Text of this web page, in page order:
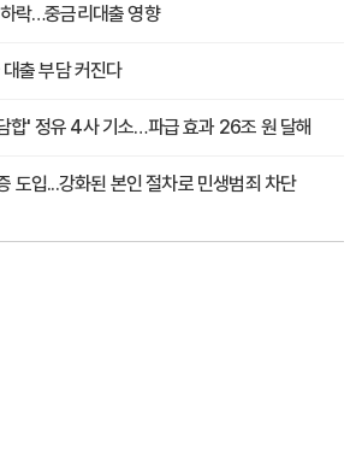
락…중금리대출 영향
출 부담 커진다
합' 정유 4사 기소…파급 효과 26조 원 달해
도입...강화된 본인 절차로 민생범죄 차단